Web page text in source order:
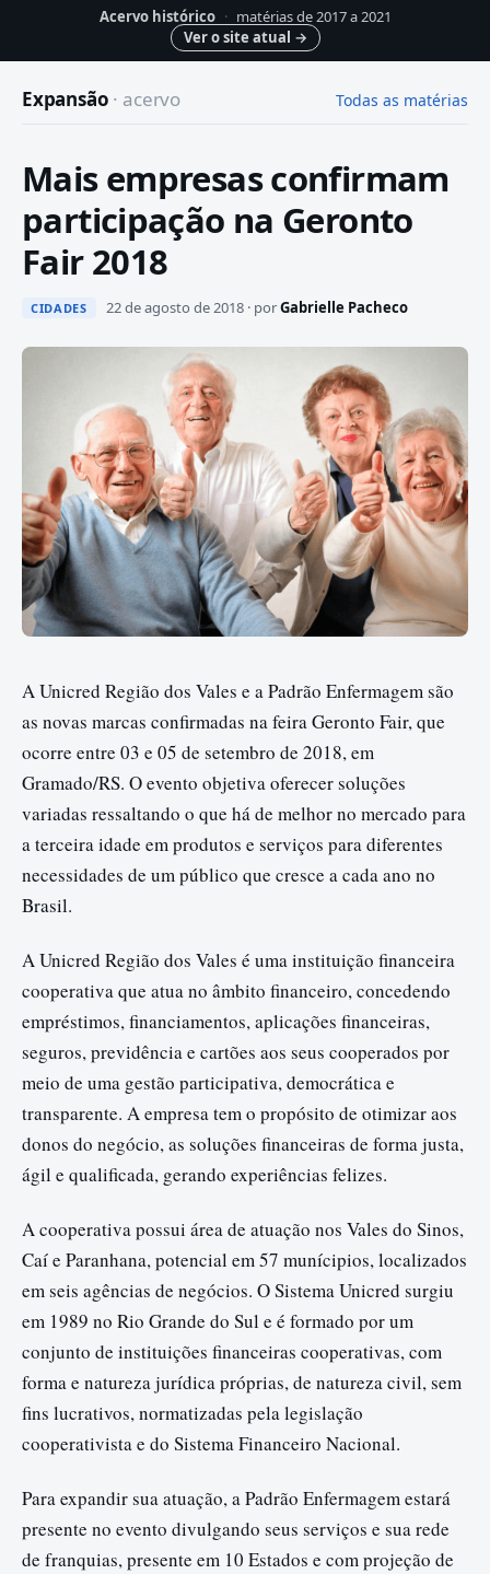
Acervo histórico · matérias de 2017 a 2021
Ver o site atual →
Expansão · acervo Todas as matérias
Mais empresas confirmam
participação na Geronto
Fair 2018
CIDADES 22 de agosto de 2018 · porGabrielle Pacheco
A Unicred Região dos Vales e a Padrão Enfermagem são
as novas marcas confirmadas na feira Geronto Fair, que
ocorre entre 03 e 05 de setembro de 2018, em
Gramado/RS. O evento objetiva oferecer soluções
variadas ressaltando o que há de melhor no mercado para
a terceira idade em produtos e serviços para diferentes
necessidades de um público que cresce a cada ano no
Brasil.
A Unicred Região dos Vales é uma instituição financeira
cooperativa que atua no âmbito financeiro, concedendo
empréstimos, financiamentos, aplicações financeiras,
seguros, previdência e cartões aos seus cooperados por
meio de uma gestão participativa, democrática e
transparente. A empresa tem o propósito de otimizar aos
donos do negócio, as soluções financeiras de forma justa,
ágil e qualificada, gerando experiências felizes.
A cooperativa possui área de atuação nos Vales do Sinos,
Caí e Paranhana, potencial em 57 munícipios, localizados
em seis agências de negócios. O Sistema Unicred surgiu
em 1989 no Rio Grande do Sul e é formado por um
conjunto de instituições financeiras cooperativas, com
forma e natureza jurídica próprias, de natureza civil, sem
fins lucrativos, normatizadas pela legislação
cooperativista e do Sistema Financeiro Nacional.
Para expandir sua atuação, a Padrão Enfermagem estará
presente no evento divulgando seus serviços e sua rede
de franquias, presente em 10 Estados e com projeção de